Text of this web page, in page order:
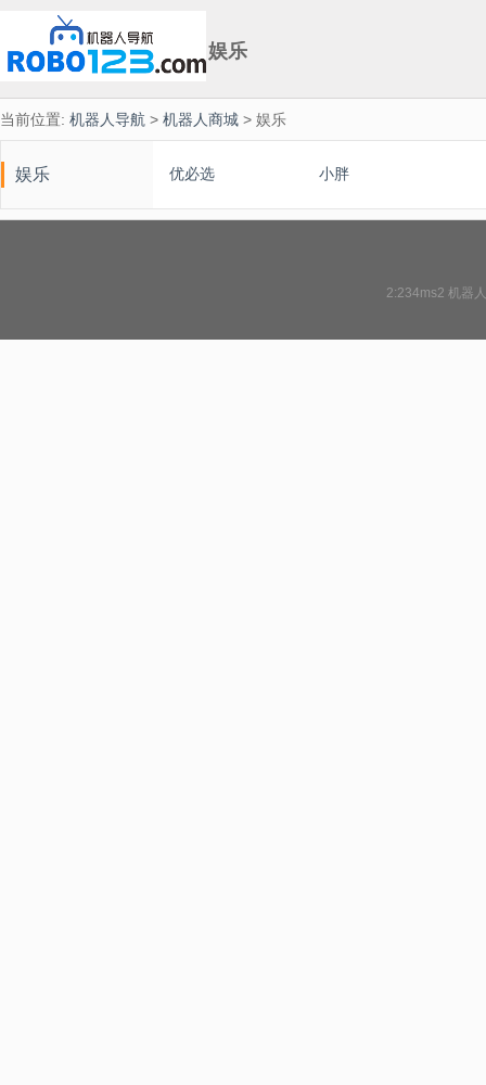
娱乐
当前位置: 机器人导航 > 机器人商城 > 娱乐
娱乐 优必选 小胖
2:234ms2 机器